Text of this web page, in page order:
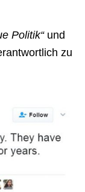
Politik“und
zu